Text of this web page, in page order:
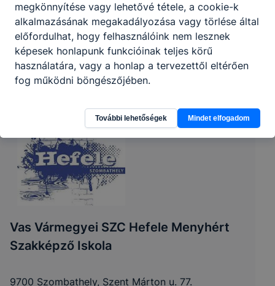
Vas Vármegyei SZC Hefele Menyhért
Szakképző Iskola
9700 Szombathely, Szent Márton u. 77.
megkönnyítése vagy lehetővé tétele, a cookie-k
alkalmazásának megakadályozása vagy törlése által
előfordulhat, hogy felhasználóink nem lesznek
képesek honlapunk funkcióinak teljes körű
használatára, vagy a honlap a tervezettől eltérően
fog működni böngészőjében.
További lehetőségek Mindet elfogadom